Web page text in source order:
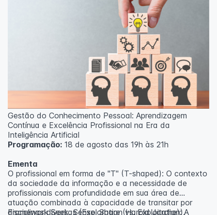
Gestão do Conhecimento Pessoal: Aprendizagem
Contínua e Excelência Profissional na Era da
Inteligência Artificial
Programação: 18 de agosto das 19h às 21h
Ementa
O profissional em forma de "T" (T-shaped): O contexto
da sociedade da informação e a necessidade de
profissionais com profundidade em sua área de
atuação combinada à capacidade de transitar por
disciplinas diversas (Exploration vs. Exploitation).
Framework Seek, Sense, Share (Harold Jarche): A